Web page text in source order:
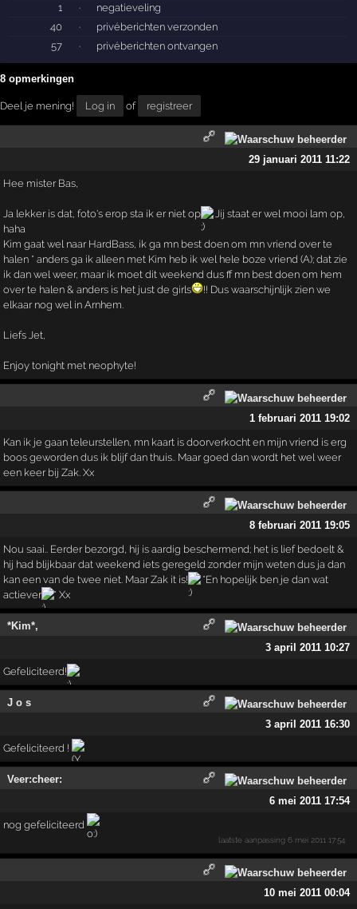
1
·
negatieveling
40
·
privéberichten verzonden
57
· privéberichten ontvangen
8 opmerkingen
Deel je mening! Log in of registreer
29 januari 2011 11:22
Hee mister Bas,
Ja lekker is dat, foto's erop sta ik er niet op
Jij staat er wel mooi lam op,
haha
Kim gaat wel naar HardBass, ik ga mn best doen om mn vriend over te
halen * anders ga ik alleen met Kim heb ik wel hele boze vriend (A); dat zie
ik dan wel weer, maar ik moet dit weekend dus ff mn best doen om hem
over te halen & anders is het just de girls
!! Dus waarschijnlijk zien we
elkaar nog wel in Arnhem.
Liefs Jet,
Enjoy tonight met neophyte!
1 februari 2011 19:02
Kan ik je gaan teleurstellen, mn kaart is doorverkocht en mijn vriend is erg
boos geworden dus ik blijf dan thuis.. Maar goed dan wordt het wel weer
een keer bij Zak. Xx
8 februari 2011 19:05
Nou saai.. Eerder bezorgd, hij is aardig beschermend; het is lief bedoelt &
hij had blijkbaar dat weekend iets geregeld zonder mijn weten dus ja dan
kan een van de twee niet. Maar Zak it is!
*En hopelijk ben je dan wat
actiever
* Xx
*Kim*,
3 april 2011 10:27
Gefeliciteerd!
J o s
3 april 2011 16:30
Gefeliciteerd !
Veer:cheer:
6 mei 2011 17:54
nog gefeliciteerd
laatste aanpassing6 mei 2011 17:54
10 mei 2011 00:04